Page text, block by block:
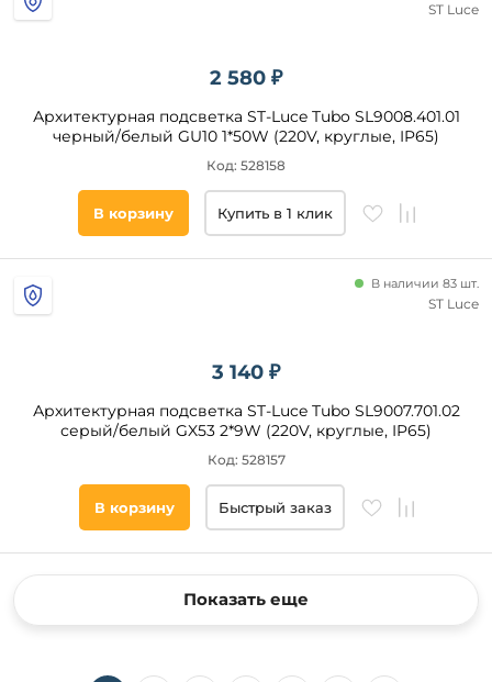
2 580 ₽
Архитектурная подсветка ST-Luce Tubo SL9008.401.01
черный/белый GU10 1*50W (220V, круглые, IP65)
Код: 528158
ST Luce
В корзину Купить в 1 клик
3 140 ₽
Архитектурная подсветка ST-Luce Tubo SL9007.701.02
серый/белый GX53 2*9W (220V, круглые, IP65)
В наличии 83 шт.
Код: 528157
ST Luce
В корзину Быстрый заказ
Показать еще